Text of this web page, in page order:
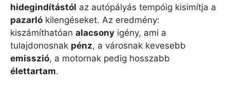
hidegindítástól az autópályás tempóig kisimítja a
pazarló kilengéseket. Az eredmény:
kiszámíthatóan alacsony igény, ami a
tulajdonosnak pénz, a városnak kevesebb
emisszió, a motornak pedig hosszabb
élettartam.